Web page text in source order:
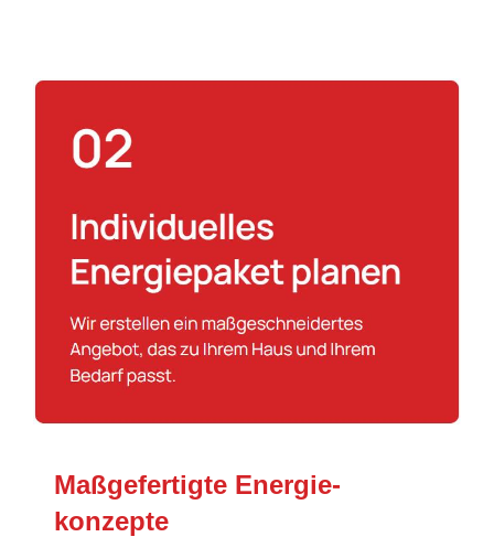
Maßgefertigte Energie­
konzepte